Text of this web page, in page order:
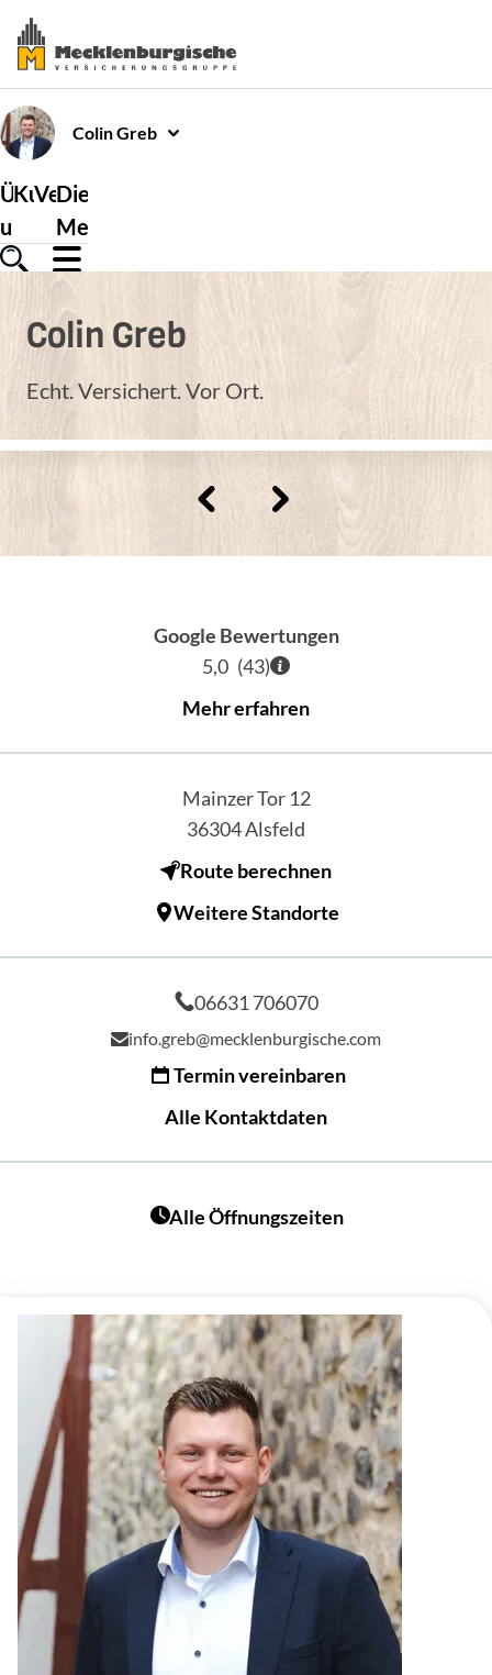
ColinGreb
Über
uns
Kundenservice
Versicherungen
Die
Mecklenburgische
Colin Greb
Echt. Versichert. Vor Ort.
Google Bewertungen
5,0 (43)
Mehr erfahren
Mainzer Tor 12
36304Alsfeld
Route berechnen
Weitere Standorte
06631 706070
info.greb@mecklenburgische.com
Termin vereinbaren
Alle Kontaktdaten
Alle Öffnungszeiten